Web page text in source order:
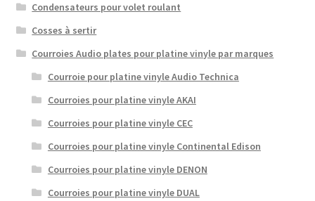
Condensateurs pour volet roulant
Cosses à sertir
Courroies Audio plates pour platine vinyle par marques
Courroie pour platine vinyle Audio Technica
Courroies pour platine vinyle AKAI
Courroies pour platine vinyle CEC
Courroies pour platine vinyle Continental Edison
Courroies pour platine vinyle DENON
Courroies pour platine vinyle DUAL